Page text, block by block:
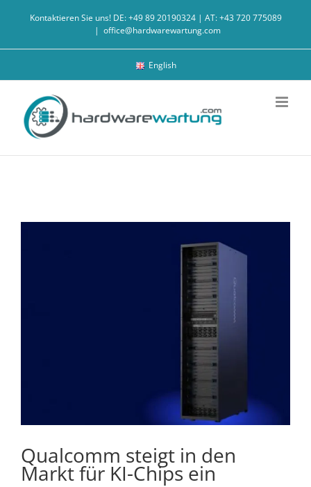
Kontaktieren Sie uns! DE: +49 89 20190324 | AT: +43 720 775089
| office@hardwarewartung.com
English
Qualcomm steigt in den
Markt für KI-Chips ein